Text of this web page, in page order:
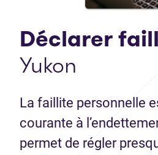
Déclarer
Yukon
La faillite personnelle
courante à
permet de régler